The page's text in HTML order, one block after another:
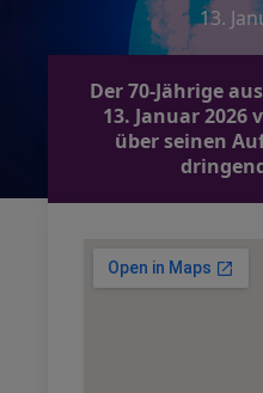
13.
Der 70-Jährige
13. Januar 2026
über seinen